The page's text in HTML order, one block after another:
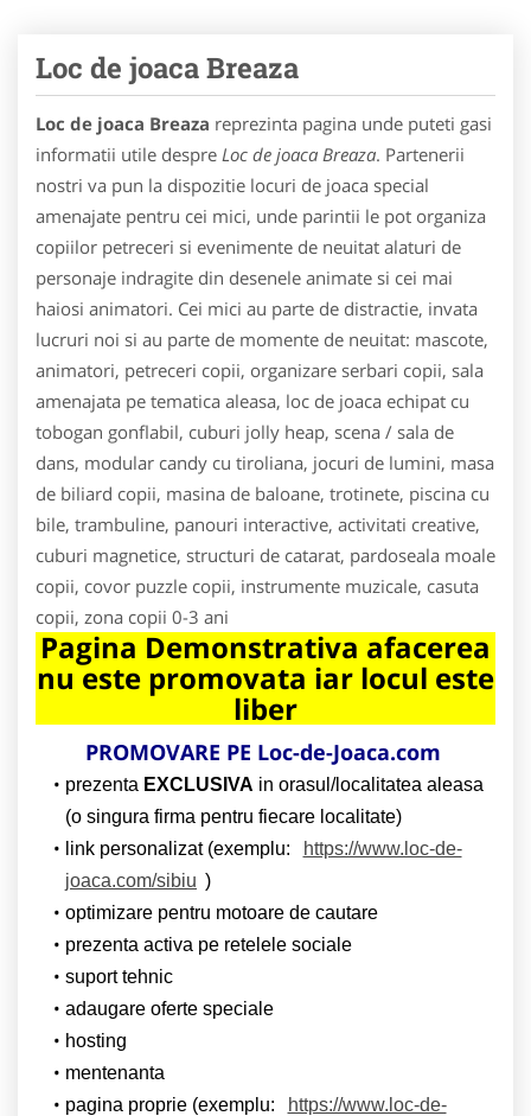
Loc de joaca Breaza
Loc de joaca Breaza reprezinta pagina unde puteti gasi
informatii utile despre Loc de joaca Breaza. Partenerii
nostri va pun la dispozitie locuri de joaca special
amenajate pentru cei mici, unde parintii le pot organiza
copiilor petreceri si evenimente de neuitat alaturi de
personaje indragite din desenele animate si cei mai
haiosi animatori. Cei mici au parte de distractie, invata
lucruri noi si au parte de momente de neuitat: mascote,
animatori, petreceri copii, organizare serbari copii, sala
amenajata pe tematica aleasa, loc de joaca echipat cu
tobogan gonflabil, cuburi jolly heap, scena / sala de
dans, modular candy cu tiroliana, jocuri de lumini, masa
de biliard copii, masina de baloane, trotinete, piscina cu
bile, trambuline, panouri interactive, activitati creative,
cuburi magnetice, structuri de catarat, pardoseala moale
copii, covor puzzle copii, instrumente muzicale, casuta
copii, zona copii 0-3 ani
Pagina Demonstrativa afacerea
nu este promovata iar locul este
liber
PROMOVARE PE Loc-de-Joaca.com
prezenta EXCLUSIVA in orasul/localitatea aleasa
(o singura firma pentru fiecare localitate)
link personalizat (exemplu:
https://www.loc-de-
joaca.com/sibiu )
optimizare pentru motoare de cautare
prezenta activa pe retelele sociale
suport tehnic
adaugare oferte speciale
hosting
mentenanta
pagina proprie (exemplu:
https://www.loc-de-